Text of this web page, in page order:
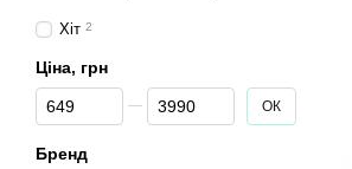
Хіт 2
Ціна, грн
Від Ціна, грн
До Ціна, грн ОК
Бренд